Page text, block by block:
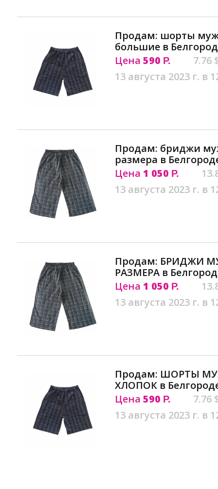
Продам: шорты
большие в
Цена 590 Р.
7.76
13 августа 2023 г. в
Продам: бриджи
размера в
Цена 1 050 Р.
13 августа 2023 г. в
Продам: БРИДЖИ
РАЗМЕРА в
Цена 1 050 Р.
13 августа 2023 г. в
Продам: ШОРТЫ
ХЛОПОК в
Цена 590 Р.
7.76
13 августа 2023 г. в